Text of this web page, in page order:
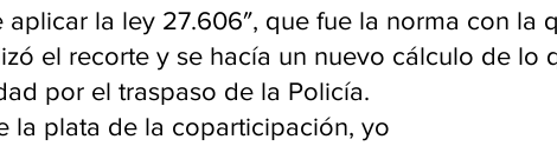
la ley 27.606″, que fue la norma con la
el recorte y se hacía un nuevo cálculo de lo
por el traspaso de la Policía.
la plata de la coparticipación, yo